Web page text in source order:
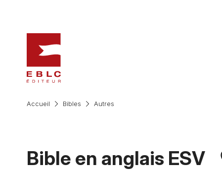
Accueil Bibles Autres
Bible en anglais ESV